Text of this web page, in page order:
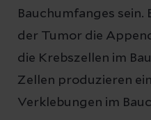
Bauchumfanges
der Tumor die
die Krebszellen im
Zellen produzieren
Verklebungen im